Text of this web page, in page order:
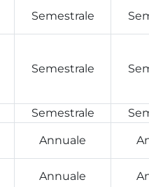
Semestrale
Semestrale
Semestrale
Annuale
Annuale